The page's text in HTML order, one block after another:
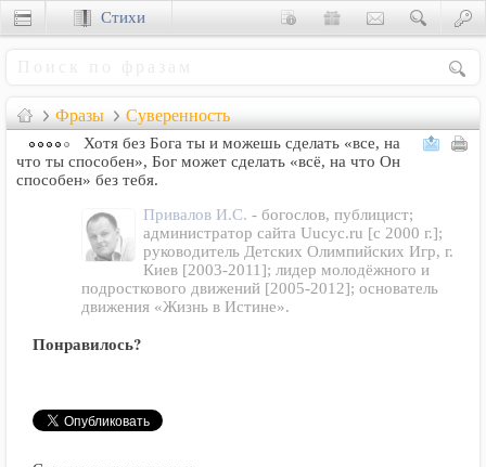
Фразы Суверенность
Хотя без Бога ты и можешь сделать «все, на
что ты способен», Бог может сделать «всё, на что Он
способен» без тебя.
Привалов И.С. - богослов, публицист;
администратор сайта Uucyc.ru [с 2000 г.];
руководитель Детских Олимпийских Игр, г.
Киев [2003-2011]; лидер молодёжного и
подросткового движений [2005-2012]; основатель
движения «Жизнь в Истине».
Понравилось?
Стихи